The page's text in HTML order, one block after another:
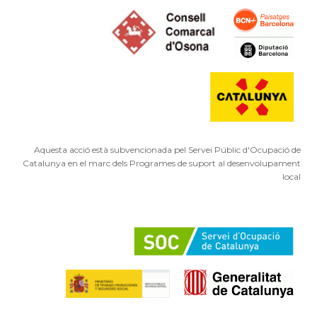
Aquesta acció està subvencionada pel Servei Públic d'Ocupació de
Catalunya en el marc dels Programes de suport al desenvolupament
local